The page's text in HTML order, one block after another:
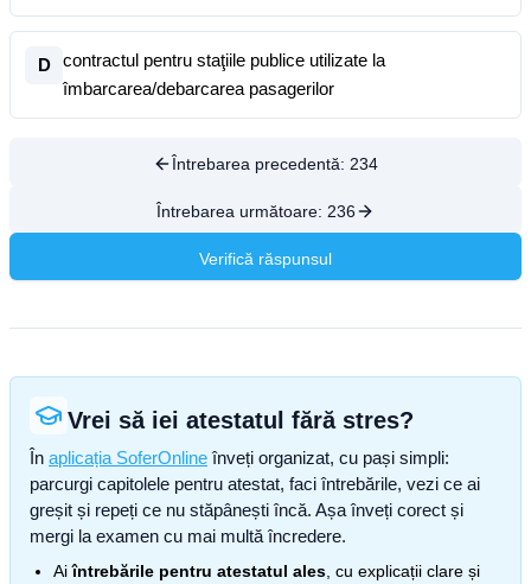
D
contractul pentru staţiile publice utilizate la
îmbarcarea/debarcarea pasagerilor
Întrebarea precedentă: 234
Întrebarea următoare: 236
Verifică răspunsul
Vrei să iei atestatul fără stres?
În aplicația SoferOnline înveți organizat, cu pași simpli:
parcurgi capitolele pentru atestat, faci întrebările, vezi ce ai
greșit și repeți ce nu stăpânești încă. Așa înveți corect și
mergi la examen cu mai multă încredere.
Aiîntrebările pentru atestatul ales , cu explicații clare și